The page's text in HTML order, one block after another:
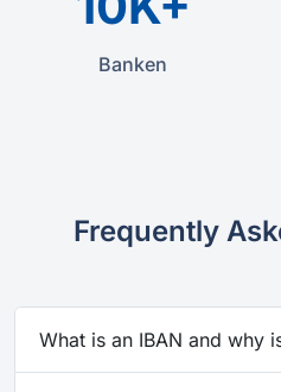
Banken
Frequently
What is an IBAN and why